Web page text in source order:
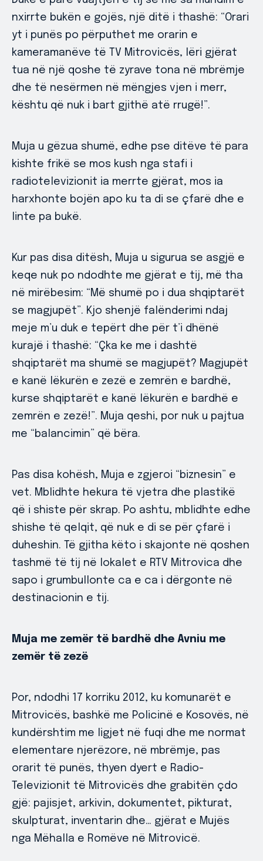
nxirrte bukën e gojës, një ditë i thashë: “Orari
yt i punës po përputhet me orarin e
kameramanëve të TV Mitrovicës, lëri gjërat
tua në një qoshe të zyrave tona në mbrëmje
dhe të nesërmen në mëngjes vjen i merr,
kështu që nuk i bart gjithë atë rrugë!”.
Muja u gëzua shumë, edhe pse ditëve të para
kishte frikë se mos kush nga stafi i
radiotelevizionit ia merrte gjërat, mos ia
harxhonte bojën apo ku ta di se çfarë dhe e
linte pa bukë.
Kur pas disa ditësh, Muja u sigurua se asgjë e
keqe nuk po ndodhte me gjërat e tij, më tha
në mirëbesim: “Më shumë po i dua shqiptarët
se magjupët”. Kjo shenjë falënderimi ndaj
meje m’u duk e tepërt dhe për t’i dhënë
kurajë i thashë: “Çka ke me i dashtë
shqiptarët ma shumë se magjupët? Magjupët
e kanë lëkurën e zezë e zemrën e bardhë,
kurse shqiptarët e kanë lëkurën e bardhë e
zemrën e zezë!”. Muja qeshi, por nuk u pajtua
me “balancimin” që bëra.
Pas disa kohësh, Muja e zgjeroi “biznesin” e
vet. Mblidhte hekura të vjetra dhe plastikë
që i shiste për skrap. Po ashtu, mblidhte edhe
shishe të qelqit, që nuk e di se për çfarë i
duheshin. Të gjitha këto i skajonte në qoshen
tashmë të tij në lokalet e RTV Mitrovica dhe
sapo i grumbullonte ca e ca i dërgonte në
destinacionin e tij.
Muja me zemër të bardhë dhe Avniu me
zemër të zezë
Por, ndodhi 17 korriku 2012, ku komunarët e
Mitrovicës, bashkë me Policinë e Kosovës, në
kundërshtim me ligjet në fuqi dhe me normat
elementare njerëzore, në mbrëmje, pas
orarit të punës, thyen dyert e Radio-
Televizionit të Mitrovicës dhe grabitën çdo
gjë: pajisjet, arkivin, dokumentet, pikturat,
skulpturat, inventarin dhe… gjërat e Mujës
nga Mëhalla e Romëve në Mitrovicë.